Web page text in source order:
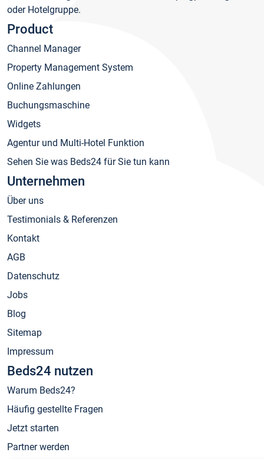
oder Hotelgruppe.
Product
Channel Manager
Property Management System
Online Zahlungen
Buchungsmaschine
Widgets
Agentur und Multi-Hotel Funktion
Sehen Sie was Beds24 für Sie tun kann
Unternehmen
Über uns
Testimonials & Referenzen
Kontakt
AGB
Datenschutz
Jobs
Blog
Sitemap
Impressum
Beds24 nutzen
Warum Beds24?
Häufig gestellte Fragen
Jetzt starten
Partner werden